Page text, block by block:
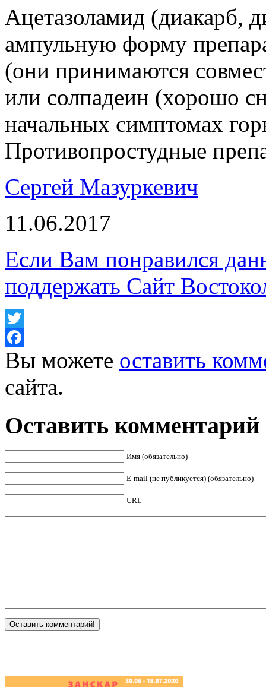
Ацетазоламид (диакарб,
ампульную форму
(они принимаются
или солпадеин (хорошо
начальных симптомах
Противопростудные
Сергей Мазуркевич
11.06.2017
Если Вам понравился
поддержать Сайт
Twitter
Facebook
Вы можете оставить
сайта.
Оставить комментарий
Имя (обязательно)
E-mail (не публикуется) (обязательно)
URL